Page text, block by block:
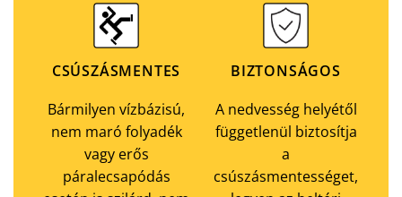
CSÚSZÁSMENTES
Bármilyen vízbázisú,
nem maró folyadék
vagy erős
páralecsapódás
BIZTONSÁGOS
A nedvesség helyétől
függetlenül biztosítja
a
csúszásmentességet,